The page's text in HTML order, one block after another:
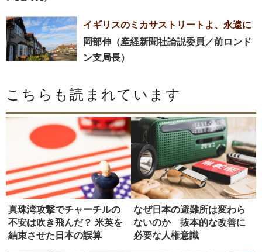
イギリスのミカサストリートよ、永遠に
岡部伸（産経新聞社論説委員／前ロンド
ン支局長）
こちらも読まれています
真珠湾攻撃でチャーチルの
不安は吹き飛んだ？ 米英を
結束させた日本の誤算
なぜ日本の避難所は変わら
ないのか 抜本的な改善に
必要な人権意識